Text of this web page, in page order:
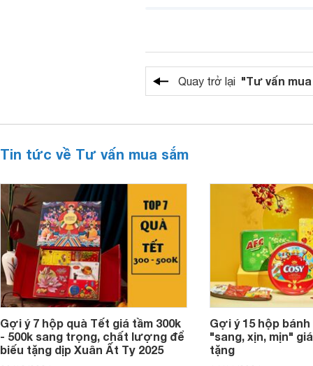
Quay trở lại "Tư vấn
Tin tức về Tư vấn mua sắm
Gợi ý 7 hộp quà Tết giá tầm 300k
- 500k sang trọng, chất lượng để
biếu tặng dịp Xuân Ất Tỵ 2025
Gợi ý 15 hộp
"sang, xịn, mịn"
tặng